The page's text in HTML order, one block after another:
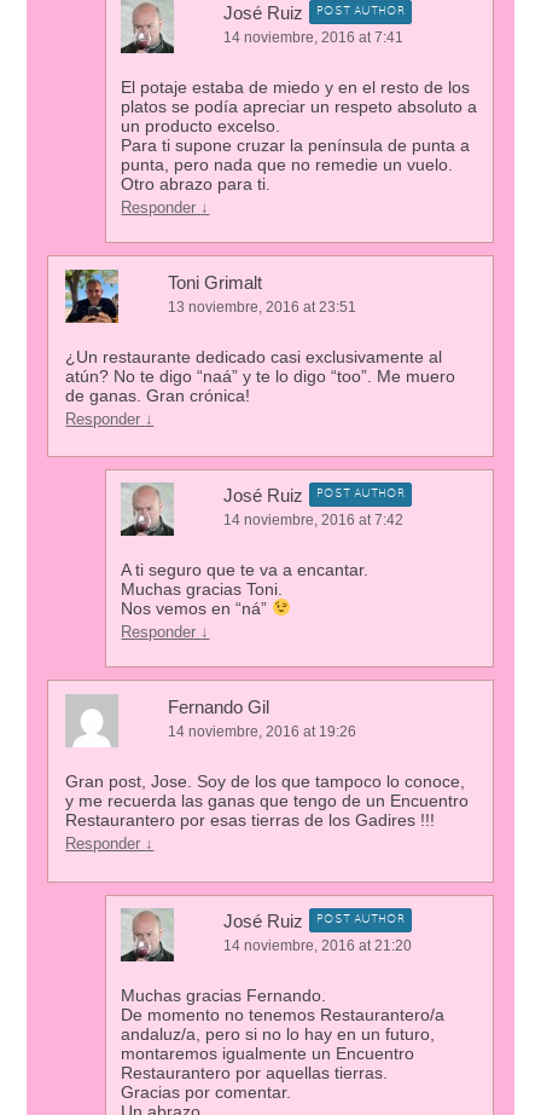
José Ruiz POST AUTHOR
14 noviembre, 2016 at 7:41
El potaje estaba de miedo y en el resto de los
platos se podía apreciar un respeto absoluto a
un producto excelso.
Para ti supone cruzar la península de punta a
punta, pero nada que no remedie un vuelo.
Otro abrazo para ti.
Responder ↓
Toni Grimalt
13 noviembre, 2016 at 23:51
¿Un restaurante dedicado casi exclusivamente al
atún? No te digo “naá” y te lo digo “too”. Me muero
de ganas. Gran crónica!
Responder ↓
José Ruiz POST AUTHOR
14 noviembre, 2016 at 7:42
A ti seguro que te va a encantar.
Muchas gracias Toni.
Nos vemos en “ná”
Responder ↓
Fernando Gil
14 noviembre, 2016 at 19:26
Gran post, Jose. Soy de los que tampoco lo conoce,
y me recuerda las ganas que tengo de un Encuentro
Restaurantero por esas tierras de los Gadires !!!
Responder ↓
José Ruiz POST AUTHOR
14 noviembre, 2016 at 21:20
Muchas gracias Fernando.
De momento no tenemos Restaurantero/a
andaluz/a, pero si no lo hay en un futuro,
montaremos igualmente un Encuentro
Restaurantero por aquellas tierras.
Gracias por comentar.
Un abrazo.